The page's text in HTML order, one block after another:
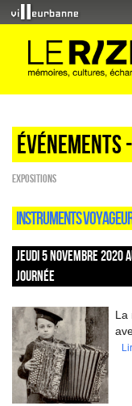
Événements
EXPOSITIONS
INSTRUMENTS
JEUDI 5 NOVEMBRE 2020
JOURNÉE
La